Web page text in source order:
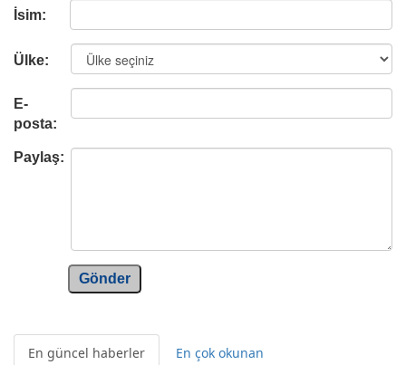
İsim:
Ülke:
E-
posta:
Paylaş:
Gönder
En güncel haberler En çok okunan